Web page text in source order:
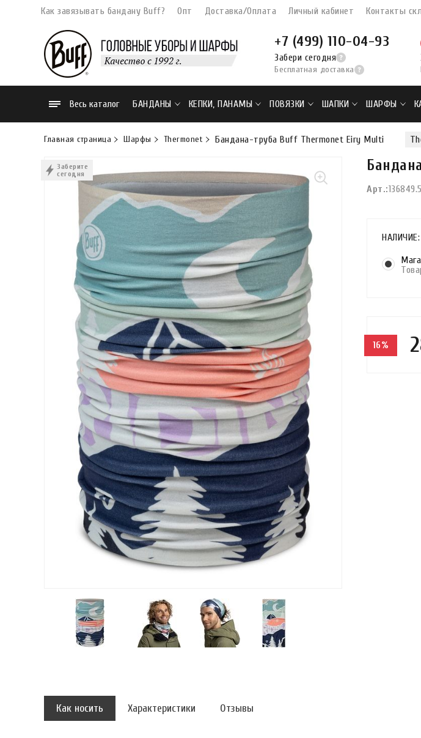
Как завязывать бандану Buff? Опт Доставка/Оплата Личный кабинет Контакты
+7 (499) 110-04-93
Забери сегодня
Бесплатная доставка
Весь каталог БАНДАНЫ КЕПКИ, ПАНАМЫ ПОВЯЗКИ ШАПКИ ШАРФЫ
Главная страница Шарфы Thermonet Бандана-труба Buff Thermonet Eiry Multi
Заберите
сегодня
Арт.:
НАЛИЧИЕ:
16%
Как носить Характеристики Отзывы